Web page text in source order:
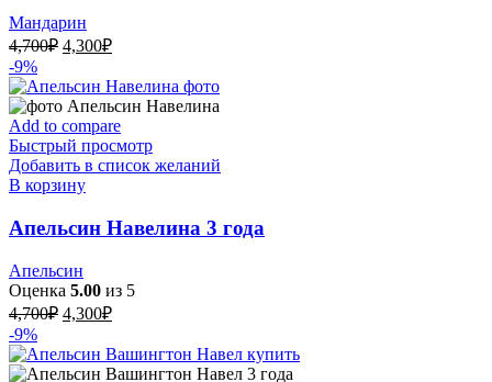
Мандарин
4,700₽ Первоначальная
составляла
4,700₽.
4,300₽Текущая
4,300₽.
-9%
Add to compare
Быстрый просмотр
Добавить в список желаний
В корзину
Апельсин Навелина 3 года
Апельсин
Оценка 5.00 из 5
4,700₽ Первоначальная
составляла
4,700₽.
4,300₽Текущая
4,300₽.
-9%